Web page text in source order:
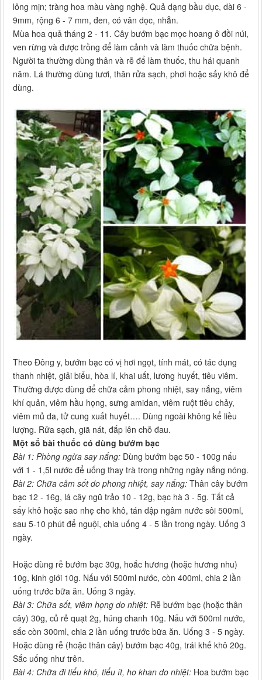
lông mịn; tràng hoa màu vàng nghệ. Quả dạng bầu dục, dài 6 -
9mm, rộng 6 - 7 mm, đen, có vân dọc, nhẵn.
Mùa hoa quả tháng 2 - 11. Cây bướm bạc mọc hoang ở đồi núi,
ven rừng và được trồng để làm cảnh và làm thuốc chữa bệnh.
Người ta thường dùng thân và rễ để làm thuốc, thu hái quanh
năm. Lá thường dùng tươi, thân rửa sạch, phơi hoặc sấy khô để
dùng.
Theo Đông y, bướm bạc có vị hơi ngọt, tính mát, có tác dụng
thanh nhiệt, giải biểu, hòa lí, khai uất, lương huyết, tiêu viêm.
Thường được dùng để chữa cảm phong nhiệt, say nắng, viêm
khí quản, viêm hầu họng, sưng amidan, viêm ruột tiêu chảy,
viêm mủ da, tử cung xuất huyết…. Dùng ngoài không kể liều
lượng. Rửa sạch, giã nát, đắp lên chỗ đau.
Một số bài thuốc có dùng bướm bạc
Bài 1: Phòng ngừa say nắng: Dùng bướm bạc 50 - 100g nấu
với 1 - 1,5l nước để uống thay trà trong những ngày nắng nóng.
Bài 2: Chữa cảm sốt do phong nhiệt, say nắng: Thân cây bướm
bạc 12 - 16g, lá cây ngũ trảo 10 - 12g, bạc hà 3 - 5g. Tất cả
sấy khô hoặc sao nhẹ cho khô, tán dập ngâm nước sôi 500ml,
sau 5-10 phút để nguội, chia uống 4 - 5 lần trong ngày. Uống 3
ngày.
Hoặc dùng rễ bướm bạc 30g, hoắc hương (hoặc hương nhu)
10g, kinh giới 10g. Nấu với 500ml nước, còn 400ml, chia 2 lần
uống trước bữa ăn. Uống 3 ngày.
Bài 3: Chữa sốt, viêm họng do nhiệt: Rễ bướm bạc (hoặc thân
cây) 30g, củ rẻ quạt 2g, húng chanh 10g. Nấu với 500ml nước,
sắc còn 300ml, chia 2 lần uống trước bữa ăn. Uống 3 - 5 ngày.
Hoặc dùng rễ (hoặc thân cây) bướm bạc 40g, trái khế khô 20g.
Sắc uống như trên.
Bài 4: Chữa đi tiểu khó, tiểu ít, ho khan do nhiệt: Hoa bướm bạc